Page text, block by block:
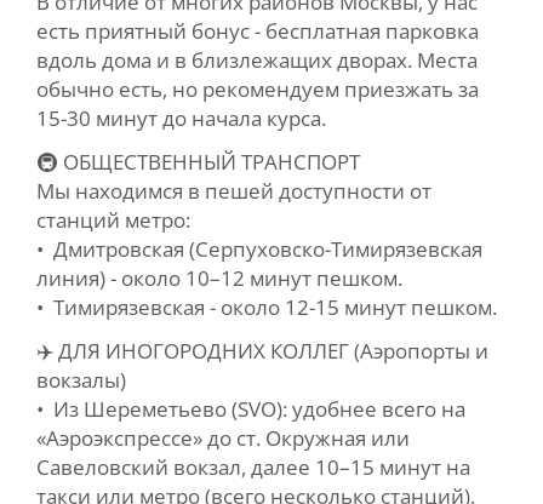
есть приятный бонус - бесплатная парковка
вдоль дома и в близлежащих дворах. Места
обычно есть, но рекомендуем приезжать за
15-30 минут до начала курса.
🚇 ОБЩЕСТВЕННЫЙ ТРАНСПОРТ
Мы находимся в пешей доступности от
станций метро:
• Дмитровская (Серпуховско-Тимирязевская
линия) - около 10–12 минут пешком.
• Тимирязевская - около 12-15 минут пешком.
✈️ ДЛЯ ИНОГОРОДНИХ КОЛЛЕГ (Аэропорты и
вокзалы)
• Из Шереметьево (SVO): удобнее всего на
«Аэроэкспрессе» до ст. Окружная или
Савеловский вокзал, далее 10–15 минут на
такси или метро (всего несколько станций).